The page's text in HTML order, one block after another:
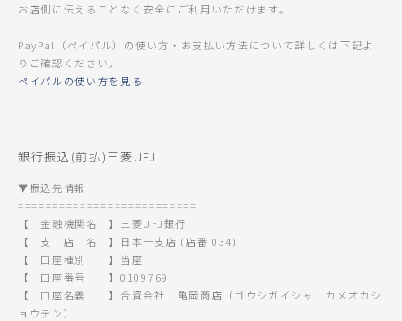
お店側に伝えることなく安全にご利用いただけます。
PayPal（ペイパル）の使い方・お支払い方法について詳しくは下記よ
りご確認ください。
ペイパルの使い方を見る
銀行振込(前払)三菱UFJ
▼振込先情報
==========================
【 金融機関名 】三菱UFJ銀行
【 支 店 名 】日本一支店 (店番 034)
【 口座種別 】当座
【 口座番号 】0109769
【 口座名義 】合資会社 亀岡商店（ゴウシガイシャ カメオカシ
ョウテン）